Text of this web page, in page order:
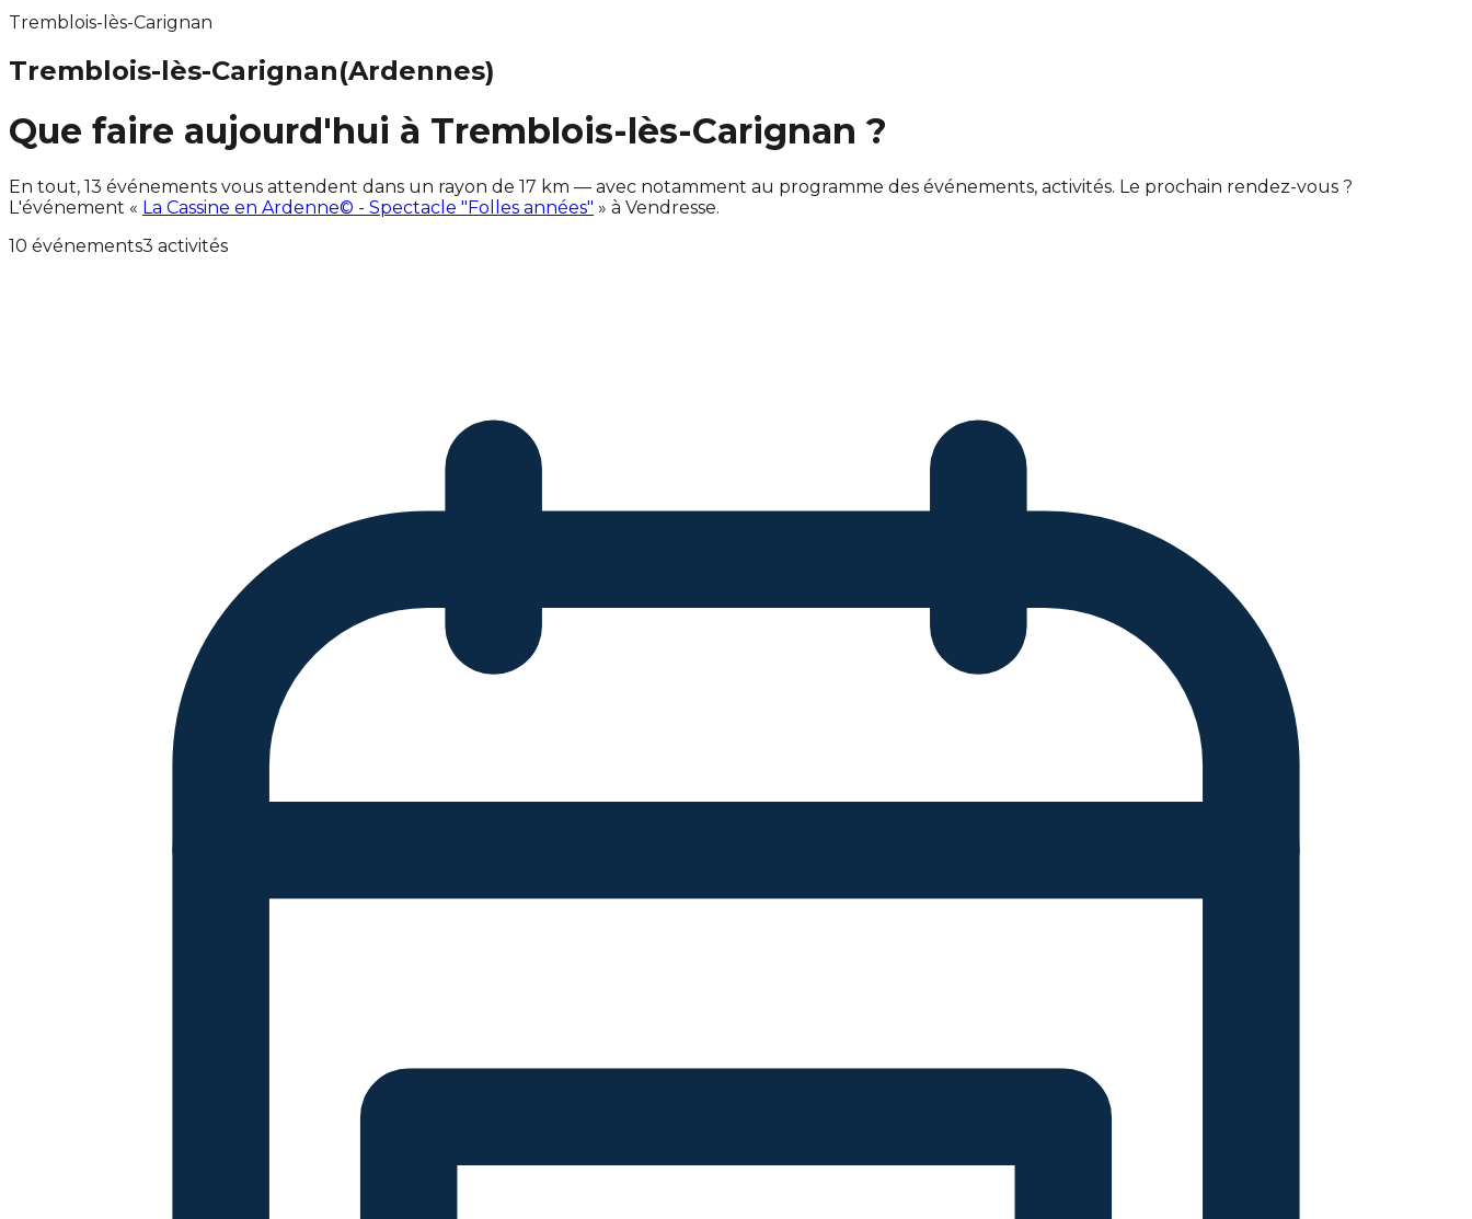
Tremblois-lès-Carignan
Tremblois-lès-Carignan(Ardennes)
Que faire aujourd'hui à Tremblois-lès-Carignan ?
En tout, 13 événements vous attendent dans un rayon de 17 km — avec notamment au programme des événements, activités. Le prochain rendez-vous ?
L'événement « La Cassine en Ardenne© - Spectacle "Folles années" » à Vendresse.
10 événements3 activités